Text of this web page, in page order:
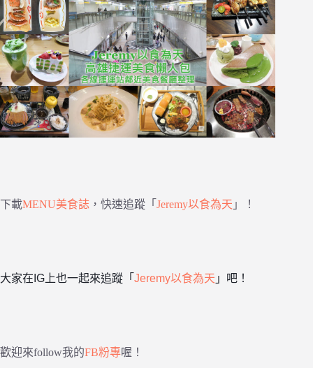
下載MENU美食誌 ，快速追蹤「 Jeremy以食為天 」！
大家在IG上也一起來追蹤「 Jeremy以食為天 」吧！
歡迎來follow我的FB粉專喔！